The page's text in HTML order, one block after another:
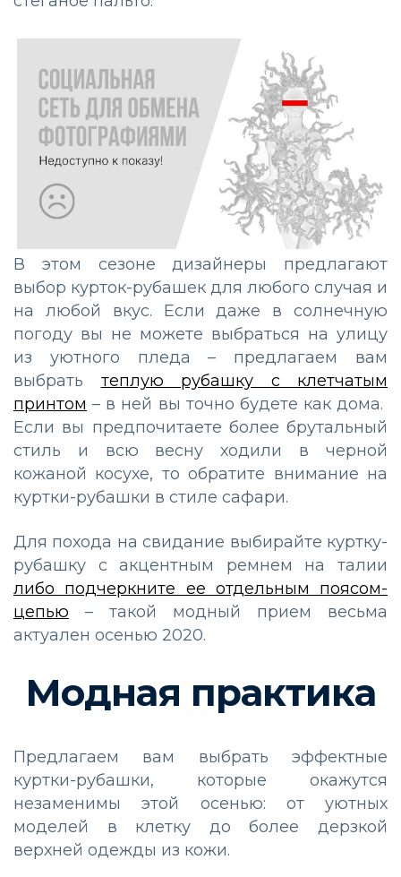
В этом сезоне дизайнеры предлагают
выбор курток-рубашек для любого случая и
на любой вкус. Если даже в солнечную
погоду вы не можете выбраться на улицу
из уютного пледа – предлагаем вам
выбрать теплую рубашку с клетчатым
принтом – в ней вы точно будете как дома.
Если вы предпочитаете более брутальный
стиль и всю весну ходили в черной
кожаной косухе, то обратите внимание на
куртки-рубашки в стиле сафари.
Для похода на свидание выбирайте куртку-
рубашку с акцентным ремнем на талии
либо подчеркните ее отдельным поясом-
цепью – такой модный прием весьма
актуален осенью 2020.
Модная практика
Предлагаем вам выбрать эффектные
куртки-рубашки, которые окажутся
незаменимы этой осенью: от уютных
моделей в клетку до более дерзкой
верхней одежды из кожи.